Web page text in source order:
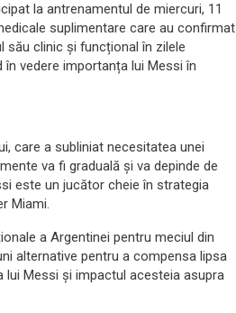
la antrenamentul de miercuri, 11
suplimentare care au confirmat
său clinic și funcțional în zilele
vedere importanța lui Messi în
care a subliniat necesitatea unei
va fi graduală și va depinde de
este un jucător cheie în strategia
Miami.
a Argentinei pentru meciul din
alternative pentru a compensa lipsa
lui Messi și impactul acesteia asupra